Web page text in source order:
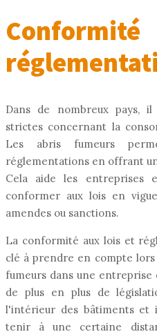
Dans de nombreux pays,
strictes concernant la
Les abris fumeurs
réglementations en offrant
Cela aide les entreprises
conformer aux lois en
amendes ou sanctions.
La conformité aux lois et
clé à prendre en compte
fumeurs dans une entreprise
de plus en plus de
l'intérieur des bâtiments et
tenir à une certaine